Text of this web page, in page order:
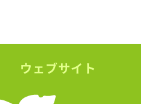
ウェブサイト